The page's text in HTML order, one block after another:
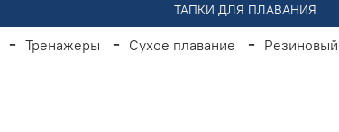
ТАПКИ ДЛЯ ПЛАВАНИЯ
Тренажеры Сухое плавание